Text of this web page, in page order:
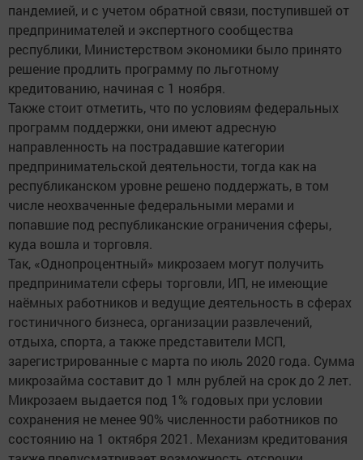
пандемией, и с учетом обратной связи, поступившей от
предпринимателей и экспертного сообщества
республики, Министерством экономики было принято
решение продлить программу по льготному
кредитованию, начиная с 1 ноября.
Также стоит отметить, что по условиям федеральных
программ поддержки, они имеют адресную
направленность на пострадавшие категории
предпринимательской деятельности, тогда как на
республиканском уровне решено поддержать, в том
числе неохваченные федеральными мерами и
попавшие под республиканские ограничения сферы,
куда вошла и торговля.
Так, «Однопроцентный» микрозаем могут получить
предприниматели сферы торговли, ИП, не имеющие
наёмных работников и ведущие деятельность в сферах
гостиничного бизнеса, организации развлечений,
отдыха, спорта, а также представители МСП,
зарегистрированные с марта по июль 2020 года. Сумма
микрозайма составит до 1 млн рублей на срок до 2 лет.
Микрозаем выдается под 1% годовых при условии
сохранения не менее 90% численности работников по
состоянию на 1 октября 2021. Механизм кредитования